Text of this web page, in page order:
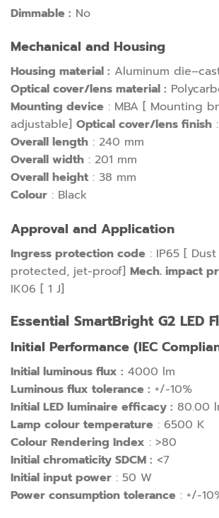
Dimmable : No
Mechanical and Housing
Housing material : Aluminum
Optical cover/lens material :
Mounting device : MBA [ Mounting
adjustable] Optical cover/lens finish
Overall length : 240 mm
Overall width : 201 mm
Overall height : 38 mm
Colour : Black
Approval and Application
Ingress protection code : IP65 [
protected, jet-proof] Mech. impact
IK06 [ 1 J]
Essential SmartBright G2 LED
Initial Performance (IEC
Initial luminous flux : 4000 lm
Luminous flux tolerance : +/-10%
Initial LED luminaire efficacy : 80.00
Lamp colour temperature : 6500 K
Colour Rendering Index : >80
Initial chromaticity SDCM : <7
Initial input power : 50 W
Power consumption tolerance : +/-